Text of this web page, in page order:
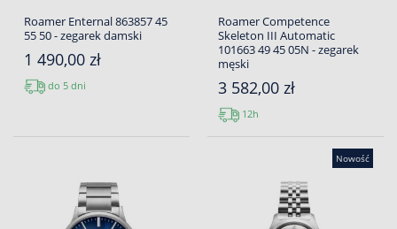
Roamer Enternal 863857 45
55 50 - zegarek damski
1 490,00 zł
do 5 dni
Roamer Competence
Skeleton III Automatic
101663 49 45 05N - zegarek
męski
3 582,00 zł
12h
Nowość